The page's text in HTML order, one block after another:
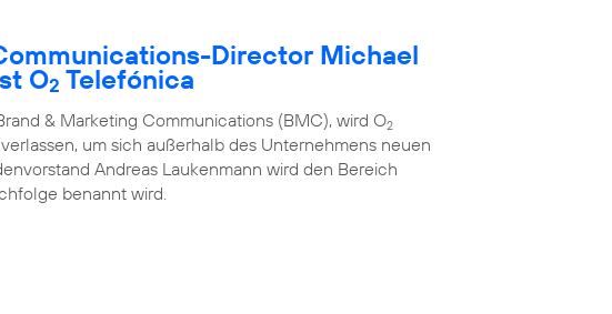
Director Michael
O2 Telefónica
& Marketing Communications (BMC), wird O2
um sich außerhalb des Unternehmens neuen
Andreas Laukenmann wird den Bereich
benannt wird.